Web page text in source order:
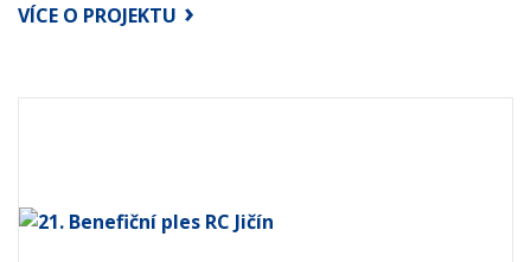
VÍCE O PROJEKTU